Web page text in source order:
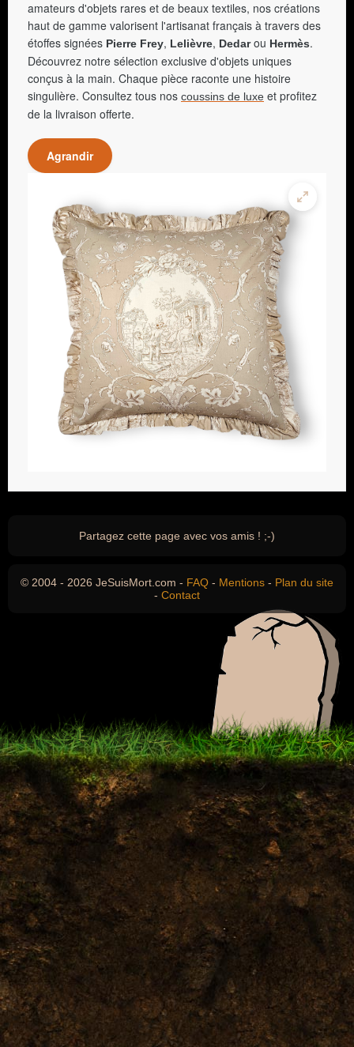
amateurs d'objets rares et de beaux textiles, nos créations
haut de gamme valorisent l'artisanat français à travers des
étoffes signées Pierre Frey, Lelièvre, Dedarou Hermès.
Découvrez notre sélection exclusive d'objets uniques
conçus à la main. Chaque pièce raconte une histoire
singulière. Consultez tous nos coussins de luxe et profitez
de la livraison offerte.
Agrandir
Partagez cette page avec vos amis ! ;-)
© 2004 - 2026 JeSuisMort.com - FAQ - Mentions - Plan du site
- Contact